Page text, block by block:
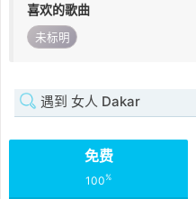
喜欢的歌曲
未标明
遇到 女人 Dakar
免费
100%